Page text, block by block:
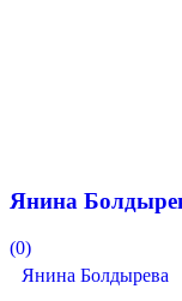
Янина
(0)
Янина Болдырева